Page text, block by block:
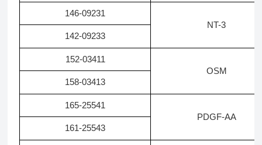
146-09231
NT-3
142-09233
152-03411
OSM
158-03413
165-25541
PDGF-AA
161-25543